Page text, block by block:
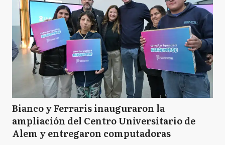
Bianco y Ferraris inauguraron la
ampliación del Centro Universitario de
Alem y entregaron computadoras